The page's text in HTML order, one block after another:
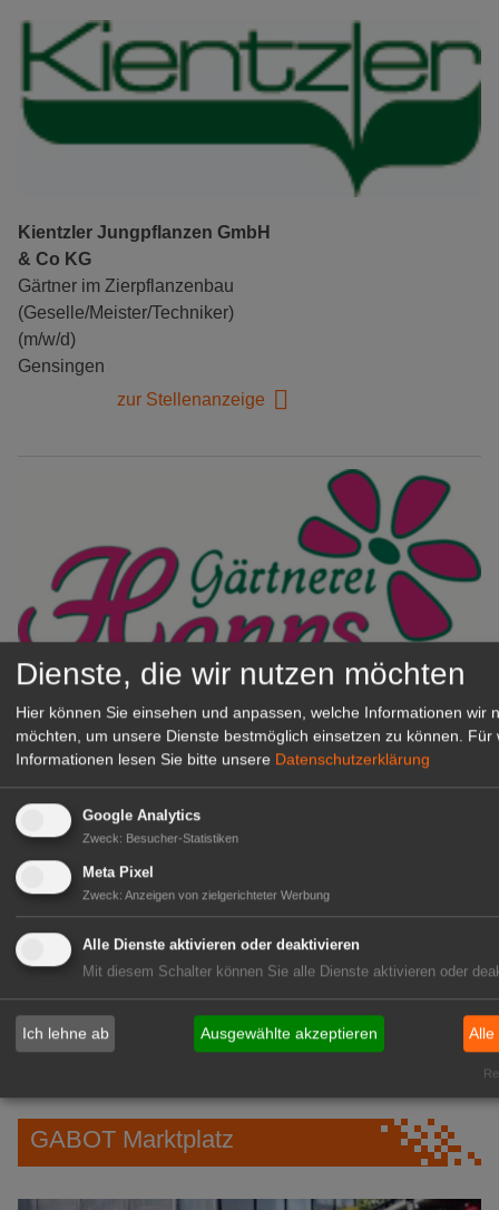
Kientzler Jungpflanzen GmbH
& Co KG
Gärtner im Zierpflanzenbau
(Geselle/Meister/Techniker)
(m/w/d)
Gensingen
zur Stellenanzeige
Gärtnerei Hanns
Mitarbeiter (m/w/d) für unsere
Logistikhalle
Herongen
zur Stellenanzeige
GABOT Immobilienangebote
1A-Lage, ihre Chance in der
Repräsentative Immobilie für
IHREN Betrieb!
GABOT Marktplatz
Dienste, die wir nutzen möchten
Hier können Sie einsehen und anpassen, welche Informationen wir
möchten, um unsere Dienste bestmöglich einsetzen zu können.
Für
Informationen lesen Sie bitte unsere Datenschutzerklärung
Google Analytics
Zweck: Besucher-Statistiken
Meta Pixel
Zweck: Anzeigen von zielgerichteter Werbung
Alle Dienste aktivieren oder deaktivieren
Mit diesem Schalter können Sie alle Dienste aktivieren oder
Ich lehne ab Ausgewählte akzeptieren Alle